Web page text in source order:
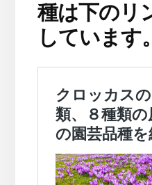
種は下のリ
しています。